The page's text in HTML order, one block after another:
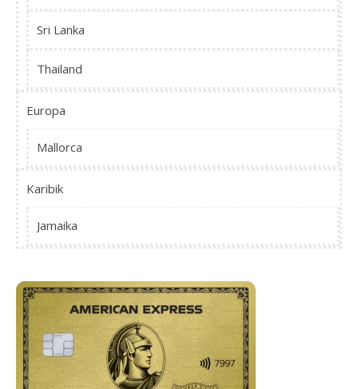
Sri Lanka
Thailand
Europa
Mallorca
Karibik
Jamaika